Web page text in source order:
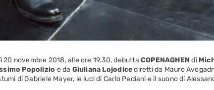
20 novembre 2018, alle ore 19.30, debuttaCOPENAGHEN di
Popolizio e da Giuliana Lojodicediretti da Mauro
di Gabriele Mayer, le luci di Carlo Pediani e il suono di